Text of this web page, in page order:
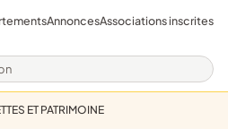
AnnoncesAssociations inscrites
ET PATRIMOINE